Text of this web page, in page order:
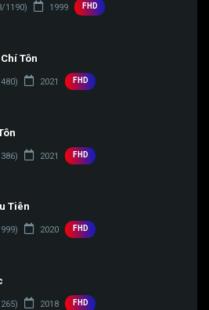
1190) 1999 FHD
Tôn
2021 FHD
2021 FHD
Tiên
2020 FHD
2018 FHD